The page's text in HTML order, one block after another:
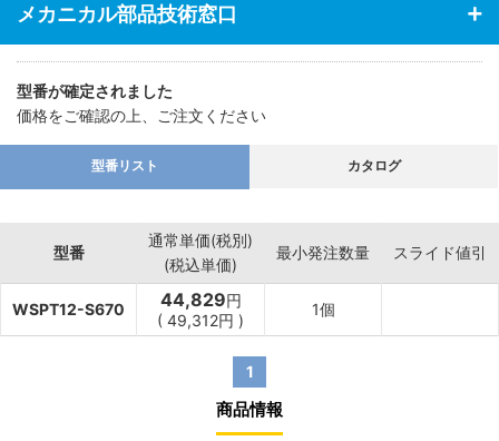
メカニカル部品技術窓口
型番が確定されました
価格をご確認の上、ご注文ください
型番リスト カタログ
型番
通常単価(税別)
(税込単価)
最小発注数量 スライド値引
WSPT12-S670 44,829円
( 49,312円 )
1個
1
商品情報